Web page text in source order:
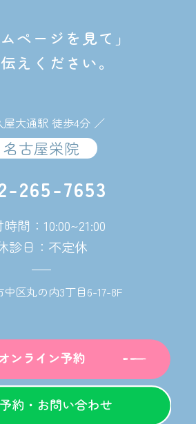
ムページを見て」
えください。
屋大通駅 徒歩4分 ／
名古屋栄院
265-7653
間：10:00~21:00
診日：不定休
区丸の内3丁目6-17-8F